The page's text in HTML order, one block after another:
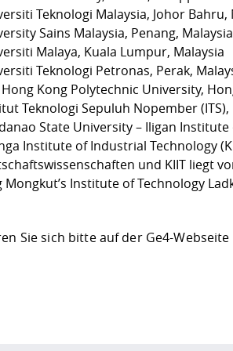
Teknologi Malaysia, Johor Bahru,
Sains Malaysia, Penang, Malaysia
Malaya, Kuala Lumpur, Malaysia
Teknologi Petronas, Perak,
Kong Polytechnic University,
Teknologi Sepuluh Nopember
State University – Iligan
Institute of Industrial Technology
und KIIT liegt
Mongkut’s Institute of Technology
Sie sich bitte auf der Ge4-Webseite